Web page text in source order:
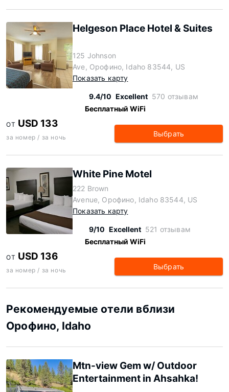
Helgeson Place Hotel & Suites
125 Johnson
Ave, Орофино, Idaho 83544, US
Показать карту
9.4/10 Excellent 570 отзывам
Бесплатный WiFi
ОТ USD 133
за номер / за ночь Выбрать
White Pine Motel
222 Brown
Avenue, Орофино, Idaho 83544, US
Показать карту
9/10 Excellent 521 отзывам
Бесплатный WiFi
ОТ USD 136
за номер / за ночь Выбрать
Рекомендуемые отели вблизи
Орофино, Idaho
Mtn-view Gem w/ Outdoor
Entertainment in Ahsahka!